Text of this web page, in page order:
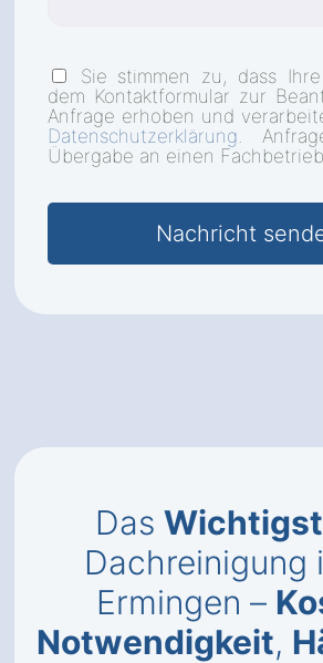
Sie stimmen zu, dass
dem Kontaktformular zur
Anfrage erhoben und
Datenschutzerklärung.
Übergabe an einen
Das
Dachreinigung
Ermingen –
Notwendigkeit,